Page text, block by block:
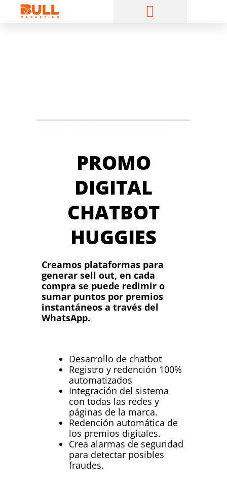
PROMO
DIGITAL
CHATBOT
HUGGIES
Creamos plataformas para
generar sell out, en cada
compra se puede redimir o
sumar puntos por premios
instantáneos a través del
WhatsApp.
Desarrollo de chatbot
Registro y redención 100%
automatizados
Integración del sistema
con todas las redes y
páginas de la marca.
Redención automática de
los premios digitales.
Crea alarmas de seguridad
para detectar posibles
fraudes.